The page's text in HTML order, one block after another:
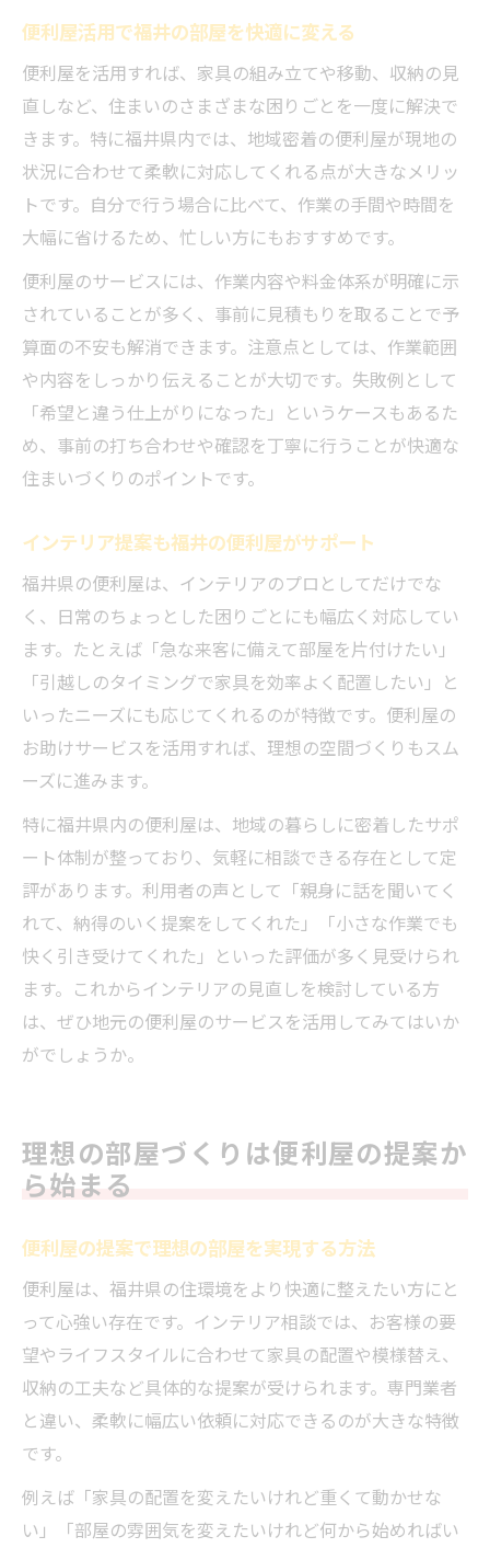
便利屋活用で福井の部屋を快適に変える
便利屋を活用すれば、家具の組み立てや移動、収納の見
直しなど、住まいのさまざまな困りごとを一度に解決で
きます。特に福井県内では、地域密着の便利屋が現地の
状況に合わせて柔軟に対応してくれる点が大きなメリッ
トです。自分で行う場合に比べて、作業の手間や時間を
大幅に省けるため、忙しい方にもおすすめです。
便利屋のサービスには、作業内容や料金体系が明確に示
されていることが多く、事前に見積もりを取ることで予
算面の不安も解消できます。注意点としては、作業範囲
や内容をしっかり伝えることが大切です。失敗例として
「希望と違う仕上がりになった」というケースもあるた
め、事前の打ち合わせや確認を丁寧に行うことが快適な
住まいづくりのポイントです。
インテリア提案も福井の便利屋がサポート
福井県の便利屋は、インテリアのプロとしてだけでな
く、日常のちょっとした困りごとにも幅広く対応してい
ます。たとえば「急な来客に備えて部屋を片付けたい」
「引越しのタイミングで家具を効率よく配置したい」と
いったニーズにも応じてくれるのが特徴です。便利屋の
お助けサービスを活用すれば、理想の空間づくりもスム
ーズに進みます。
特に福井県内の便利屋は、地域の暮らしに密着したサポ
ート体制が整っており、気軽に相談できる存在として定
評があります。利用者の声として「親身に話を聞いてく
れて、納得のいく提案をしてくれた」「小さな作業でも
快く引き受けてくれた」といった評価が多く見受けられ
ます。これからインテリアの見直しを検討している方
は、ぜひ地元の便利屋のサービスを活用してみてはいか
がでしょうか。
理想の部屋づくりは便利屋の提案か
ら始まる
便利屋の提案で理想の部屋を実現する方法
便利屋は、福井県の住環境をより快適に整えたい方にと
って心強い存在です。インテリア相談では、お客様の要
望やライフスタイルに合わせて家具の配置や模様替え、
収納の工夫など具体的な提案が受けられます。専門業者
と違い、柔軟に幅広い依頼に対応できるのが大きな特徴
です。
例えば「家具の配置を変えたいけれど重くて動かせな
い」「部屋の雰囲気を変えたいけれど何から始めればい